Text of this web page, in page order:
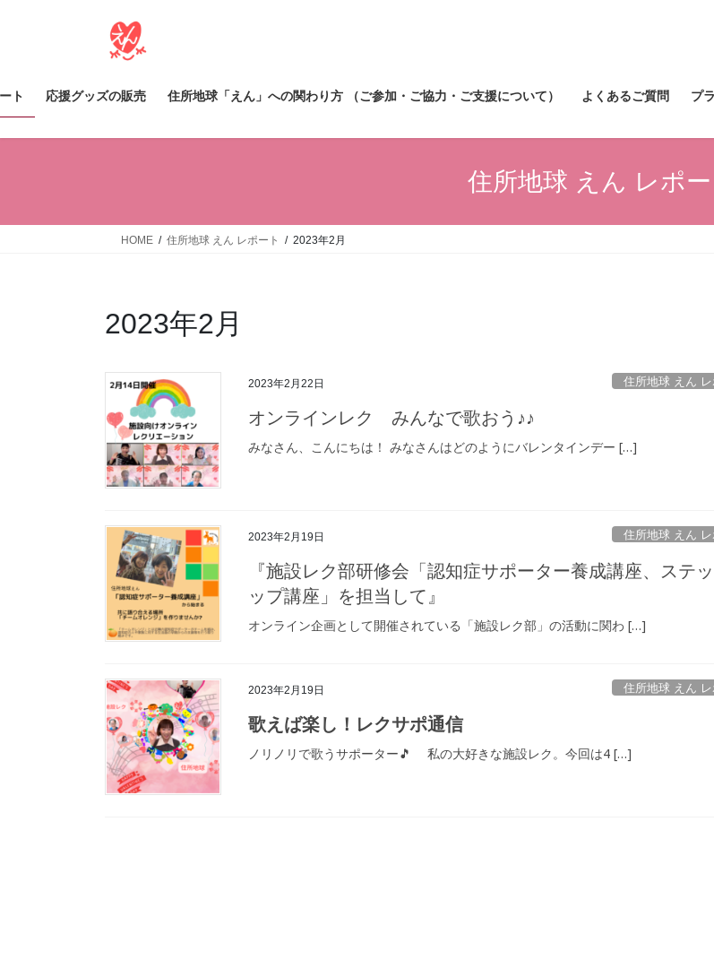
ツ
へ
ス
シ
ョ
ン
ト 応援グッズの販売 住所地球「えん」への関わり方 （ご参加・ご協力・ご支援について） よくあるご質問 プ
住所地球 えん レポー
HOME 住所地球 えん レポート 2023年2月
2023年2月
2023年2月22日 住所地球 えん レ
オンラインレク みんなで歌おう♪♪
みなさん、こんにちは！ みなさんはどのようにバレンタインデー […]
2023年2月19日 住所地球 えん レ
『施設レク部研修会「認知症サポーター養成講座、ステ
ップ講座」を担当して』
オンライン企画として開催されている「施設レク部」の活動に関わ […]
2023年2月19日 住所地球 えん レ
歌えば楽し！レクサポ通信
ノリノリで歌うサポーター🎵 私の大好きな施設レク。今回は4 […]